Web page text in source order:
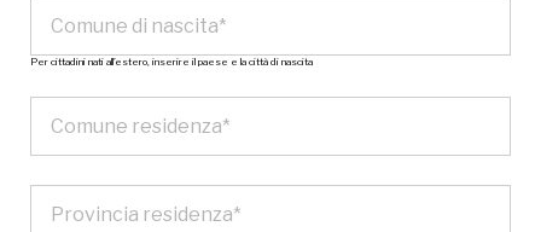
Per cittadini nati all’estero, inserire il paese e la città di nascita